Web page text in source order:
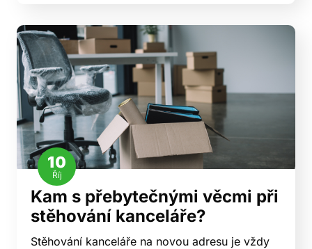
10
Říj
Kam s přebytečnými věcmi při
stěhování kanceláře?
Stěhování kanceláře na novou adresu je vždy